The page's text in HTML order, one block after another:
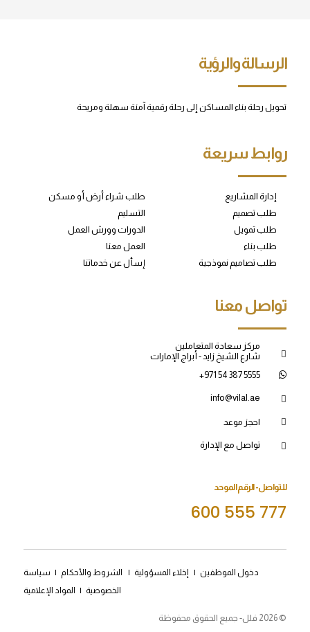
الرسالة والرؤية
تحويل رحلة بناء المساكن إلى رحلة رقمية آمنة سهلة ومريحة
روابط سريعة
إدارة المشاريع
طلب تصميم
طلب تمويل
طلب بناء
طلب تصاميم نموذجية
طلب شراء أرض أو مسكن
التسليم
الدورات وورش العمل
العمل معنا
إسأل عن خدماتنا
تواصل معنا
مركز سعادة المتعاملين
شارع الشيخ زايد - أبراج الإمارات
+971 54 387 5555
info@vilal.ae
احجز موعد
تواصل مع الإدارة
للتواصل- الرقم الموحد
600 555 777
© 2026 فلل- جميع الحقوق محفوظة
دخول الموظفين |إخلاء المسؤولية | الشروط والأحكام | سياسة
الخصوصية | المواد الإعلامية